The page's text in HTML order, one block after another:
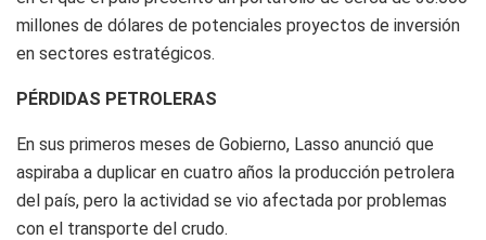
millones de dólares de potenciales proyectos de inversión
en sectores estratégicos.
PÉRDIDAS PETROLERAS
En sus primeros meses de Gobierno, Lasso anunció que
aspiraba a duplicar en cuatro años la producción petrolera
del país, pero la actividad se vio afectada por problemas
con el transporte del crudo.